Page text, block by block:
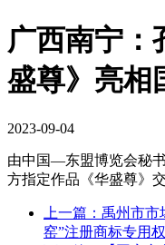
广西南宁：
盛尊》亮相
2023-09-04
由中国—东盟博览会秘
方指定作品《华盛尊》
上一篇：禹州市
窑”注册商标专用权